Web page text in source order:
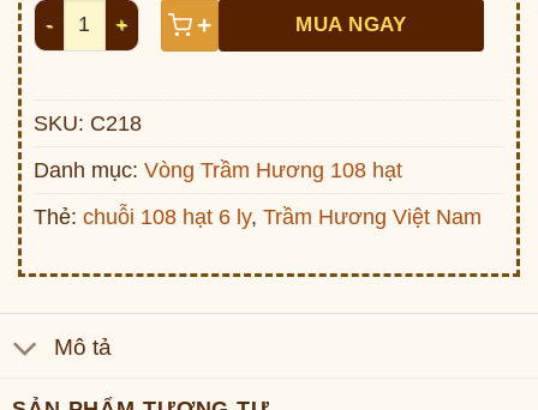
Vòng trầm hương 108 hạt Việt Nam 6li C218 số lượng
+ MUA NGAY
SKU: C218
Danh mục: Vòng Trầm Hương 108 hạt
Thẻ: chuỗi 108 hạt 6 ly, Trầm Hương Việt Nam
Mô tả